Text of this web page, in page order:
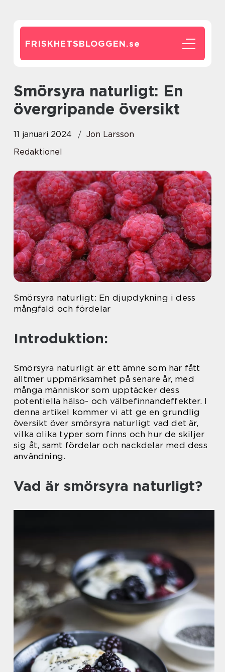
FRISKHETSBLOGGEN.se
Smörsyra naturligt: En
övergripande översikt
11 januari 2024
Jon Larsson
Redaktionel
Smörsyra naturligt: En djupdykning i dess
mångfald och fördelar
Introduktion:
Smörsyra naturligt är ett ämne som har fått
alltmer uppmärksamhet på senare år, med
många människor som upptäcker dess
potentiella hälso- och välbefinnandeffekter. I
denna artikel kommer vi att ge en grundlig
översikt över smörsyra naturligt vad det är,
vilka olika typer som finns och hur de skiljer
sig åt, samt fördelar och nackdelar med dess
användning.
Vad är smörsyra naturligt?